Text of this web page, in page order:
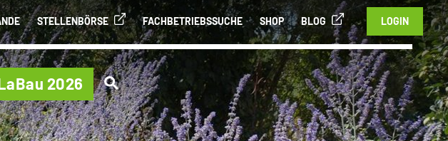
STELLENBÖRSE FACHBETRIEBSSUCHE SHOP BLOG LOGIN
2026